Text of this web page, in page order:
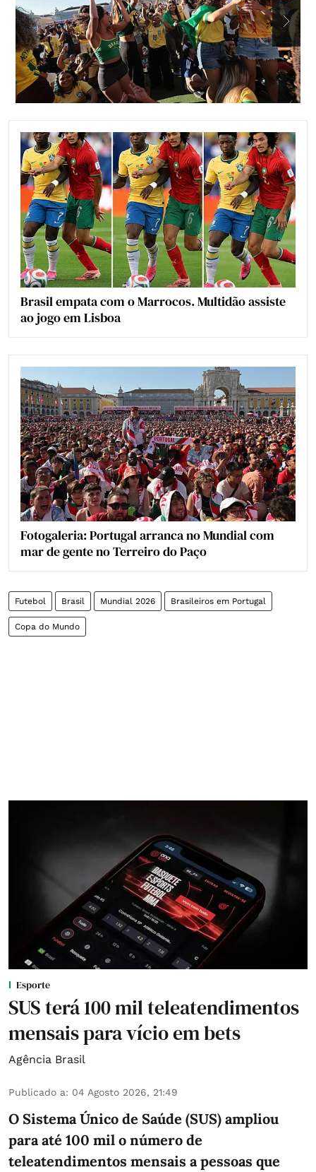
Brasil empata com o Marrocos. Multidão assiste
ao jogo em Lisboa
Fotogaleria: Portugal arranca no Mundial com
mar de gente no Terreiro do Paço
Futebol Brasil Mundial 2026 Brasileiros em Portugal
Copa do Mundo
Esporte
SUS terá 100 mil teleatendimentos
mensais para vício em bets
Agência Brasil
Publicado a: 04 Agosto 2026, 21:49
O Sistema Único de Saúde (SUS) ampliou
para até 100 mil o número de
teleatendimentos mensais a pessoas que